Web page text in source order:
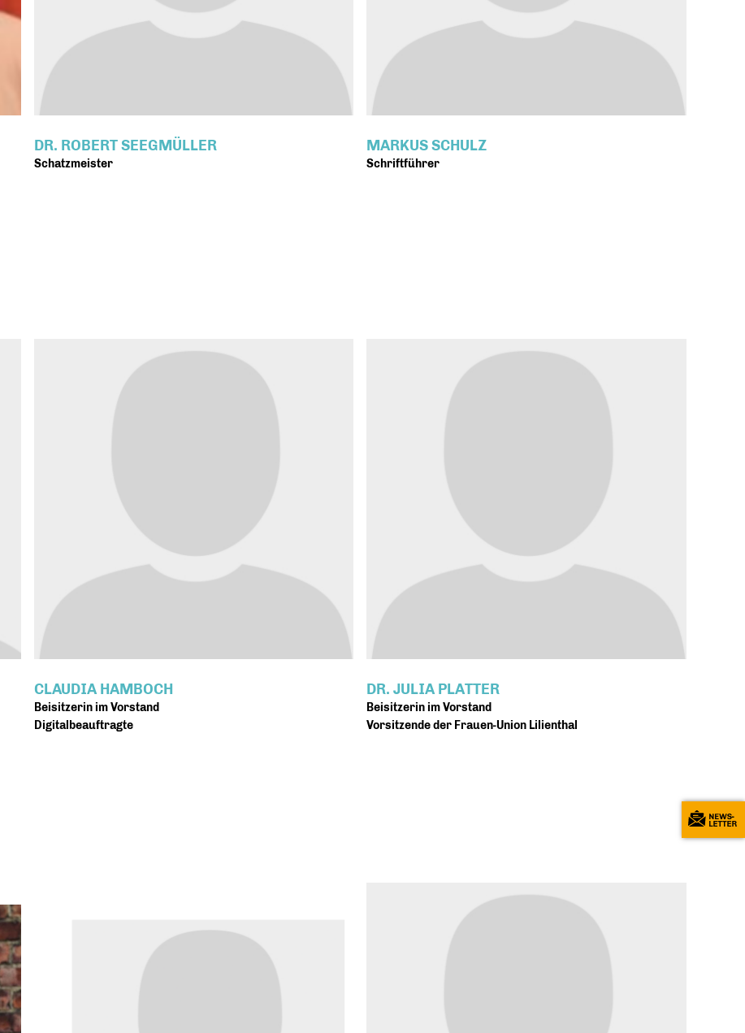
DR. ROBERT SEEGMÜLLER
Schatzmeister
MARKUS SCHULZ
Schriftführer
CLAUDIA HAMBOCH
Beisitzerin im Vorstand
Digitalbeauftragte
DR. JULIA PLATTER
Beisitzerin im Vorstand
Vorsitzende der Frauen-Union Lilienthal